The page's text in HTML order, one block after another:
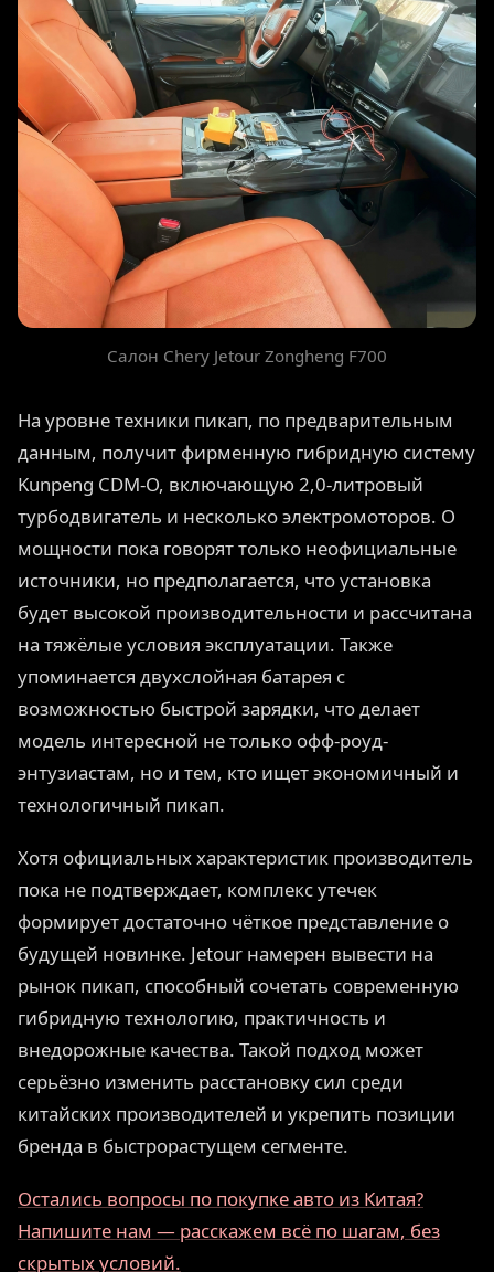
Салон Chery Jetour Zongheng F700
На уровне техники пикап, по предварительным
данным, получит фирменную гибридную систему
Kunpeng CDM-O, включающую 2,0-литровый
турбодвигатель и несколько электромоторов. О
мощности пока говорят только неофициальные
источники, но предполагается, что установка
будет высокой производительности и рассчитана
на тяжёлые условия эксплуатации. Также
упоминается двухслойная батарея с
возможностью быстрой зарядки, что делает
модель интересной не только офф-роуд-
энтузиастам, но и тем, кто ищет экономичный и
технологичный пикап.
Хотя официальных характеристик производитель
пока не подтверждает, комплекс утечек
формирует достаточно чёткое представление о
будущей новинке. Jetour намерен вывести на
рынок пикап, способный сочетать современную
гибридную технологию, практичность и
внедорожные качества. Такой подход может
серьёзно изменить расстановку сил среди
китайских производителей и укрепить позиции
бренда в быстрорастущем сегменте.
Остались вопросы по покупке авто из Китая?
Напишите нам — расскажем всё по шагам, без
скрытых условий.